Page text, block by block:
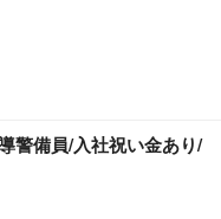
警備員/入社祝い金あり/